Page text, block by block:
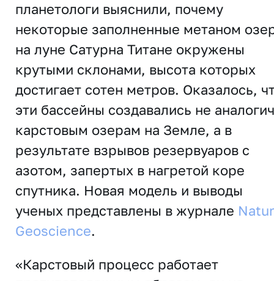
планетологи выяснили, почему
некоторые заполненные метаном
на луне Сатурна Титане окружены
крутыми склонами, высота которых
достигает сотен метров. Оказалось,
эти бассейны создавались не
карстовым озерам на Земле, а в
результате взрывов резервуаров с
азотом, запертых в нагретой коре
спутника. Новая модель и выводы
ученых представлены в журнале
Geoscience.
«Карстовый процесс работает